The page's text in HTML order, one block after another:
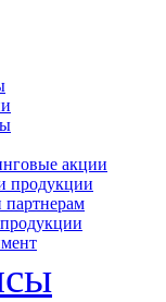
акции
продукции
партнерам